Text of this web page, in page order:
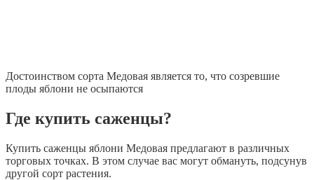
Достоинством сорта Медовая является то, что созревшие
плоды яблони не осыпаются
Где купить саженцы?
Купить саженцы яблони Медовая предлагают в различных
торговых точках. В этом случае вас могут обмануть, подсунув
другой сорт растения.